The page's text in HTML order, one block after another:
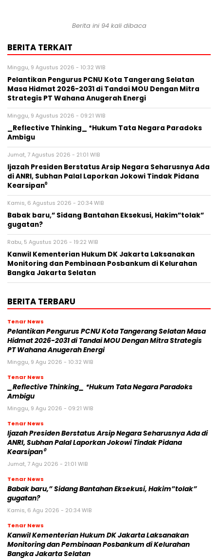
Berita ini 94 kali dibaca
BERITA TERKAIT
Minggu, 9 Agustus 2026 - 10:32 WIB
Pelantikan Pengurus PCNU Kota Tangerang Selatan
Masa Hidmat 2026-2031 di Tandai MOU Dengan Mitra
Strategis PT Wahana Anugerah Energi
Minggu, 9 Agustus 2026 - 09:21 WIB
_Reflective Thinking_ *Hukum Tata Negara Paradoks
Ambigu
Jumat, 7 Agustus 2026 - 21:01 WIB
Ijazah Presiden Berstatus Arsip Negara Seharusnya Ada
di ANRI, Subhan Palal Laporkan Jokowi Tindak Pidana
Kearsipan⁰
Kamis, 6 Agustus 2026 - 20:34 WIB
Babak baru,” Sidang Bantahan Eksekusi, Hakim”tolak”
gugatan?
Rabu, 5 Agustus 2026 - 19:22 WIB
Kanwil Kementerian Hukum DK Jakarta Laksanakan
Monitoring dan Pembinaan Posbankum di Kelurahan
Bangka Jakarta Selatan
BERITA TERBARU
Tenar News
Pelantikan Pengurus PCNU Kota Tangerang Selatan Masa
Hidmat 2026-2031 di Tandai MOU Dengan Mitra Strategis
PT Wahana Anugerah Energi
Minggu, 9 Agu 2026 - 10:32 WIB
Tenar News
_Reflective Thinking_ *Hukum Tata Negara Paradoks
Ambigu
Minggu, 9 Agu 2026 - 09:21 WIB
Tenar News
Ijazah Presiden Berstatus Arsip Negara Seharusnya Ada di
ANRI, Subhan Palal Laporkan Jokowi Tindak Pidana
Kearsipan⁰
Jumat, 7 Agu 2026 - 21:01 WIB
Tenar News
Babak baru,” Sidang Bantahan Eksekusi, Hakim”tolak”
gugatan?
Kamis, 6 Agu 2026 - 20:34 WIB
Tenar News
Kanwil Kementerian Hukum DK Jakarta Laksanakan
Monitoring dan Pembinaan Posbankum di Kelurahan
Bangka Jakarta Selatan